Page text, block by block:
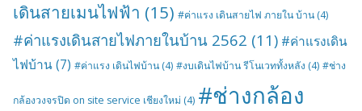
เดินสายเมนไฟฟ้า (15) #ค่าแรง เดินสายไฟ ภายใน บ้าน (4)
#ค่าแรงเดินสายไฟภายในบ้าน 2562 (11) #ค่าแรงเดิน
ไฟบ้าน(7) #ค่าแรง เดินไฟบ้าน (4) #งบเดินไฟบ้าน รีโนเวททั้งหลัง (4) #ช่าง
กล้องวงจรปิด on site service เชียงใหม่ (4) #ช่างกล้อง